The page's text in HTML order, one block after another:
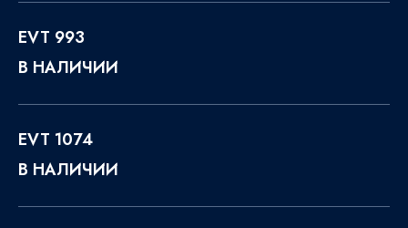
EVT 993
В НАЛИЧИИ
EVT 1074
В НАЛИЧИИ